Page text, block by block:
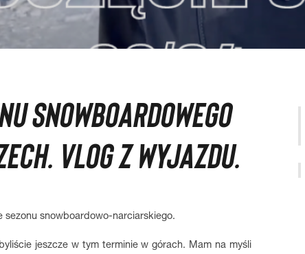
SNOWBOARDOWEGO
VLOG Z WYJAZDU.
sezonu snowboardowo-narciarskiego.
jeszcze w tym terminie w górach. Mam na myśli